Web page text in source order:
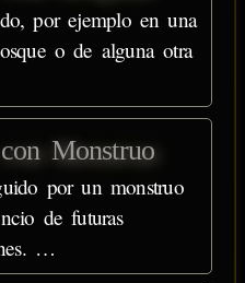
por ejemplo en una
o de alguna otra
Monstruo
por un monstruo
de futuras
…